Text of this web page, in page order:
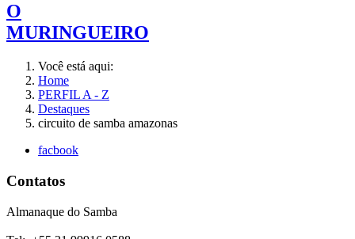
O
MURINGUEIRO
Você está aqui:
Home
PERFIL A - Z
Destaques
circuito de samba amazonas
facbook
Contatos
Almanaque do Samba